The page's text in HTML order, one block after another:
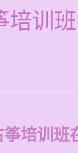
培训
筝培训班